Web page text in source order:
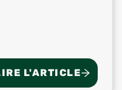
L'ARTICLE